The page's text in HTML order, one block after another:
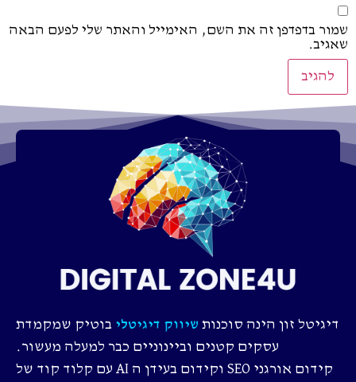
שמור בדפדפן זה את השם, האימייל והאתר שלי לפעם הבאה
שאגיב.
דיגיטל זון הינה סוכנות שיווק דיגיטלי בוטיק שמקמדת
עסקים קטנים וביינוניים כבר למעלה מעשור.
קידום אורגני SEO וקידום בעידן ה AI עם קלוד קוד של